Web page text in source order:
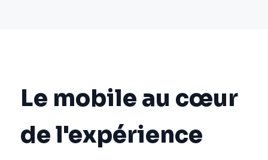
Le mobile au cœur
de l'expérience